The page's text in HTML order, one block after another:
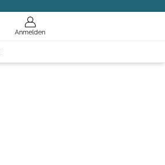
Anmelden